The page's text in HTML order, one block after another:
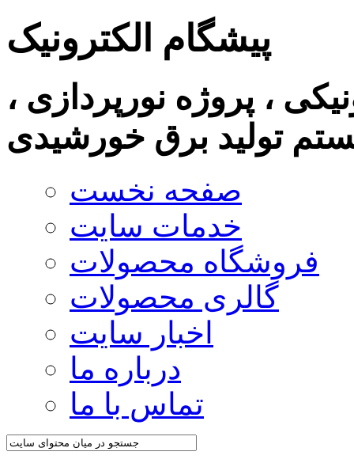
پیشگام الکترونیک
، پروژه نورپردازی ،
تولید برق خورشیدی
صفحه نخست
خدمات سایت
فروشگاه محصولات
گالری محصولات
اخبار سایت
درباره ما
تماس با ما